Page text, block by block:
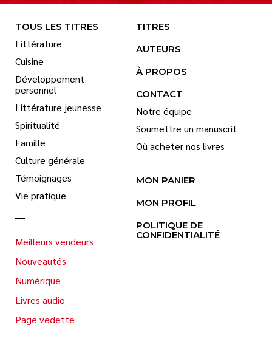
TOUS LES TITRES
Littérature
Cuisine
Développement
personnel
Littérature jeunesse
Spiritualité
Famille
Culture générale
Témoignages
Vie pratique
Meilleurs vendeurs
Nouveautés
Numérique
Livres audio
Page vedette
TITRES
AUTEURS
À PROPOS
CONTACT
Notre équipe
Soumettre un manuscrit
Où acheter nos livres
MON PANIER
MON PROFIL
POLITIQUE DE
CONFIDENTIALITÉ